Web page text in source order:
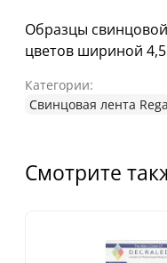
Образцы
цветов шириной
Категории:
Свинцовая лента
Смотрите